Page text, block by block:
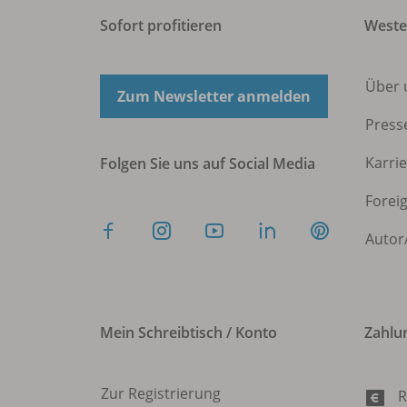
Sofort profitieren
Zum Newsletter anmelden
Folgen Sie uns auf Social Media
Über
Mein Schreibtisch / Konto
Zur Registrierung